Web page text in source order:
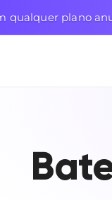
qualquer plano